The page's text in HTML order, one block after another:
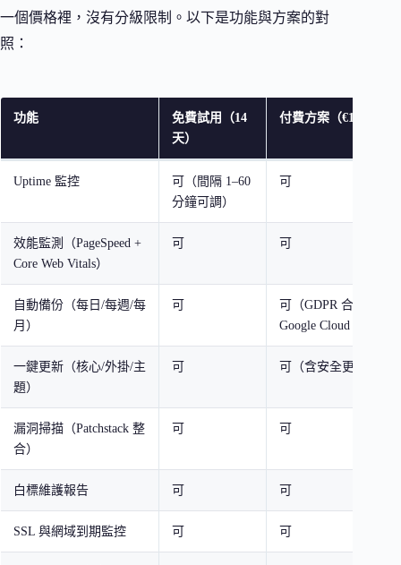
一個價格裡，沒有分級限制。以下是功能與方案的對
照：
功能
免費試用（14
天）
付費方案（€1.99/站/
Uptime 監控
可（間隔 1–60
分鐘可調）
可
效能監測（PageSpeed +
Core Web Vitals）
可 可
自動備份（每日/每週/每
月）
可
可（GDPR 合規，存
Google Cloud 歐洲伺
一鍵更新（核心/外掛/主
題）
可 可（含安全更新回滾
漏洞掃描（Patchstack 整
合）
可 可
白標維護報告 可 可
SSL 與網域到期監控 可 可